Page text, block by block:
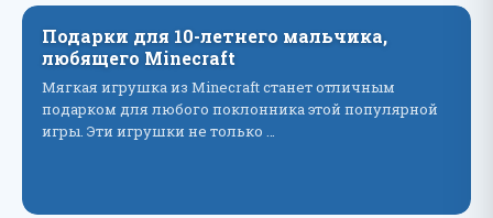
Подарки для 10-летнего мальчика,
любящего Minecraft
Мягкая игрушка из Minecraft станет отличным
подарком для любого поклонника этой популярной
игры. Эти игрушки не только …